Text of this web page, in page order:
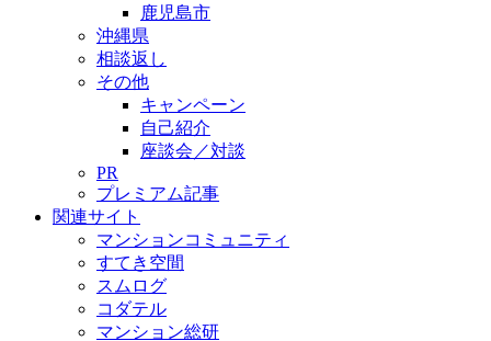
鹿児島市
沖縄県
相談返し
その他
キャンペーン
自己紹介
座談会／対談
PR
プレミアム記事
関連サイト
マンションコミュニティ
すてき空間
スムログ
コダテル
マンション総研